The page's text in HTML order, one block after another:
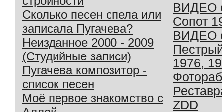
Сколько песен спела или
записала Пугачева?
Неизданное 2000 - 2009
(Студийные записи)
Пугачева композитор -
список песен
Моё первое знакомство с
ВИДЕО
Сопот
ВИДЕО
1976,
ZDD